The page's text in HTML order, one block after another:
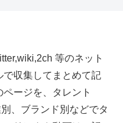
等のネット
で収集してまとめて記
ージを、タレント
、ブランド別などでタ